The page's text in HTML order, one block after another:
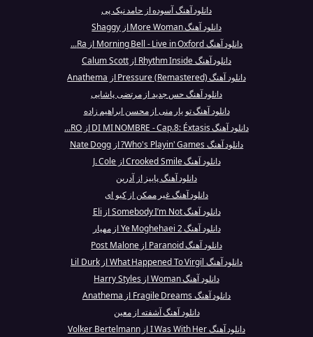
دانلود آهنگ آسوده از حامد نیک پی
دانلود آهنگ More Woman از Shaggy
دانلود آهنگ Morning Bell - Live in Oxford از Ra...
دانلود آهنگ Rhythm Inside از Calum Scott
دانلود آهنگ Pressure (Remastered) از Anathema
دانلود آهنگ حس جدید از مرتضی پاشایی
دانلود آهنگ تو یار منی از محسن ابراهیم زاده
دانلود آهنگ DI MI NOMBRE - Cap.8: Éxtasis از RO...
دانلود آهنگ Who's Playin' Games? از Nate Dogg
دانلود آهنگ Crooked Smile از J. Cole
دانلود آهنگ پاییز از آدرین
دانلود آهنگ غیر ممکن از کیو ای
دانلود آهنگ Somebody I’m Not از Eli
دانلود آهنگ Ye Moghehaei 2 از مهیار
دانلود آهنگ Paranoid از Post Malone
دانلود آهنگ What Happened To Virgil از Lil Durk
دانلود آهنگ Woman از Harry Styles
دانلود آهنگ Fragile Dreams از Anathema
دانلود آهنگ آشفته از معین
دانلود آهنگ I Was With Her از Volker Bertelmann